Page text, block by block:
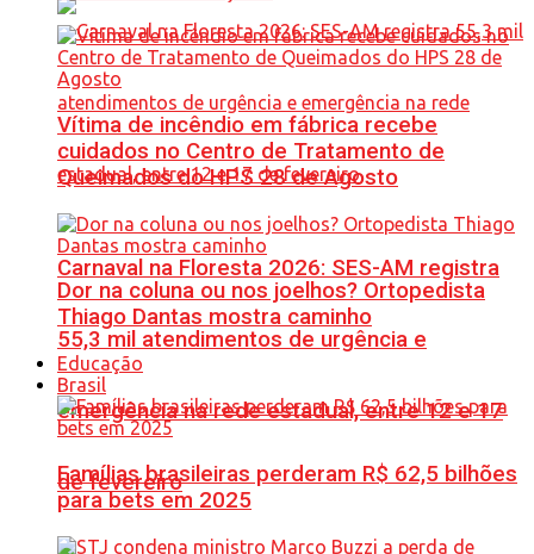
Carnaval na Floresta 2026: SES-AM registra
55,3 mil atendimentos de urgência e
emergência na rede estadual, entre 12 e 17
de fevereiro
Vítima de incêndio em fábrica recebe
cuidados no Centro de Tratamento de
Queimados do HPS 28 de Agosto
Dor na coluna ou nos joelhos? Ortopedista
Thiago Dantas mostra caminho
Educação
Brasil
Famílias brasileiras perderam R$ 62,5 bilhões
para bets em 2025